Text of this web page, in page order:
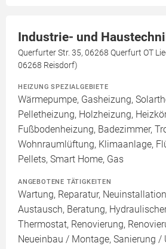
Industrie- und
Querfurter Str. 35, 06268 Querfurt OT
06268 Reisdorf)
HEIZUNG SPEZIALGEBIETE
Wärmepumpe, Gasheizung,
Pelletheizung, Holzheizung,
Fußbodenheizung, Badezimmer,
Wohnraumlüftung, Klimaanlage,
Pellets, Smart Home, Gas
ANGEBOTENE TÄTIGKEITEN
Wartung, Reparatur,
Austausch, Beratung,
Thermostat, Renovierung,
Neueinbau / Montage, Sanierung /